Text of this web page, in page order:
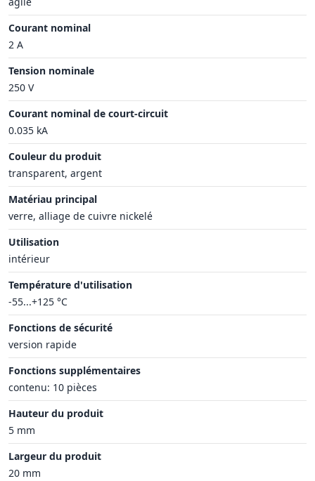
Courant nominal
2 A
Tension nominale
250 V
Courant nominal de court-circuit
0.035 kA
Couleur du produit
transparent, argent
Matériau principal
verre, alliage de cuivre nickelé
Utilisation
intérieur
Température d'utilisation
-55...+125 °C
Fonctions de sécurité
version rapide
Fonctions supplémentaires
contenu: 10 pièces
Hauteur du produit
5 mm
Largeur du produit
20 mm